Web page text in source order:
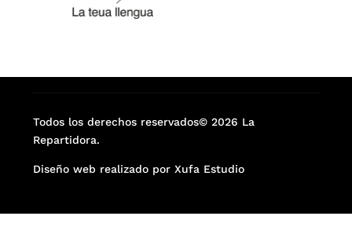
Todos los derechos reservados© 2026 La
Repartidora.
Diseño web realizado por Xufa Estudio